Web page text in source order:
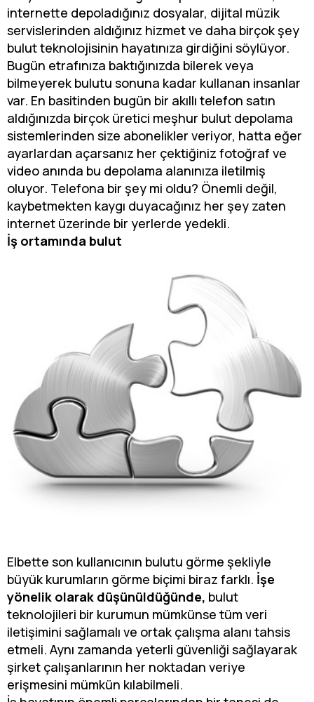
internette depoladığınız dosyalar, dijital müzik
servislerinden aldığınız hizmet ve daha birçok şey
bulut teknolojisinin hayatınıza girdiğini söylüyor.
Bugün etrafınıza baktığınızda bilerek veya
bilmeyerek bulutu sonuna kadar kullanan insanlar
var. En basitinden bugün bir akıllı telefon satın
aldığınızda birçok üretici meşhur bulut depolama
sistemlerinden size abonelikler veriyor, hatta eğer
ayarlardan açarsanız her çektiğiniz fotoğraf ve
video anında bu depolama alanınıza iletilmiş
oluyor. Telefona bir şey mi oldu? Önemli değil,
kaybetmekten kaygı duyacağınız her şey zaten
internet üzerinde bir yerlerde yedekli.
İş ortamında bulut
Elbette son kullanıcının bulutu görme şekliyle
büyük kurumların görme biçimi biraz farklı. İşe
yönelik olarak düşünüldüğünde, bulut
teknolojileri bir kurumun mümkünse tüm veri
iletişimini sağlamalı ve ortak çalışma alanı tahsis
etmeli. Aynı zamanda yeterli güvenliği sağlayarak
şirket çalışanlarının her noktadan veriye
erişmesini mümkün kılabilmeli.